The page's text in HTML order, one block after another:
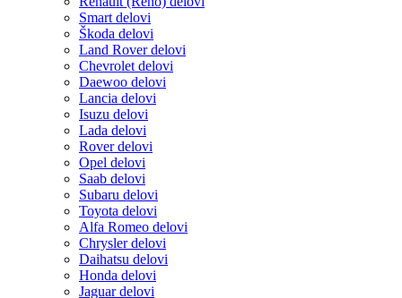
Smart delovi
Škoda delovi
Land Rover delovi
Chevrolet delovi
Daewoo delovi
Lancia delovi
Isuzu delovi
Lada delovi
Rover delovi
Opel delovi
Saab delovi
Subaru delovi
Toyota delovi
Alfa Romeo delovi
Chrysler delovi
Daihatsu delovi
Honda delovi
Jaguar delovi